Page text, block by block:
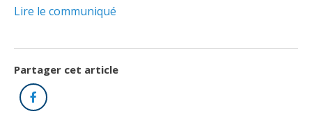
Outils contre les tactiques illégales
Outils pour votre sécurité électrique
Inspection des travaux électriques
Qui fait quoi?
Petites annonces
s’ouvrira
dans
une
nouvelle
Annonceurs (trousse médias)
Actualités
Événements
Foire aux questions obligation de formation des
répondants
Lire le communiqué
Partager cet article
Facebook